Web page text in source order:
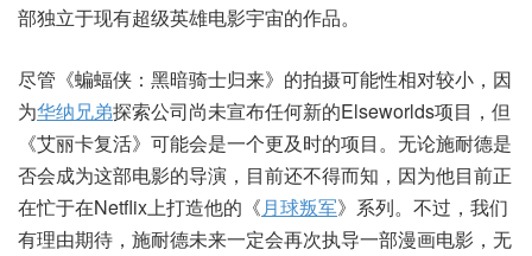
部独立于现有超级英雄电影宇宙的作品。
尽管《蝙蝠侠：黑暗骑士归来》的拍摄可能性相对较小，因
为华纳兄弟探索公司尚未宣布任何新的Elseworlds项目，但
《艾丽卡复活》可能会是一个更及时的项目。无论施耐德是
否会成为这部电影的导演，目前还不得而知，因为他目前正
在忙于在Netflix上打造他的《月球叛军》系列。不过，我们
有理由期待，施耐德未来一定会再次执导一部漫画电影，无